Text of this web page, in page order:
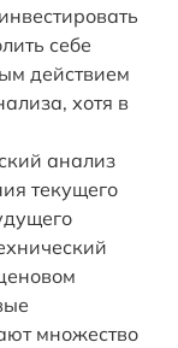
себе
действием
хотя в
анализ
текущего
множество